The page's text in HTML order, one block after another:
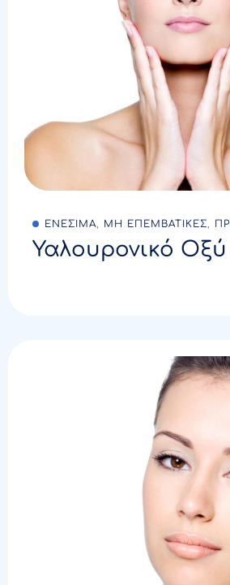
ΕΝΕΣΙΜΑ ΜΗ ΕΠΕΜΒΑΤΙΚΕΣ
Υαλουρονικό Οξύ